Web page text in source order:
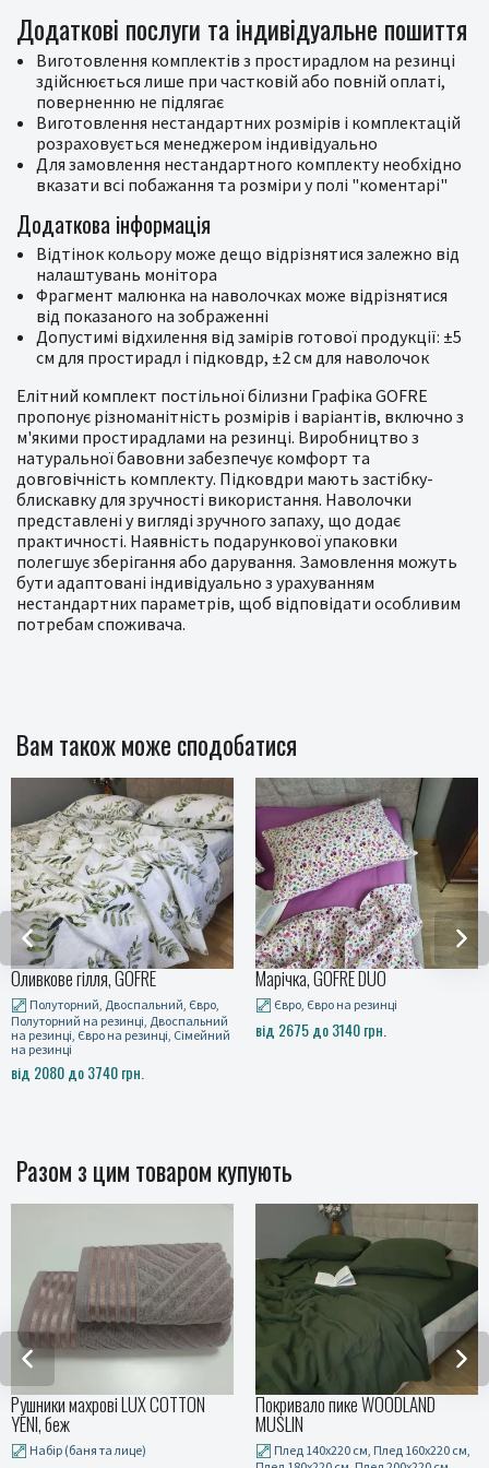
Додаткові послуги та індивідуальне пошиття
Виготовлення комплектів з простирадлом на резинці
здійснюється лише при частковій або повній оплаті,
поверненню не підлягає
Виготовлення нестандартних розмірів і комплектацій
розраховується менеджером індивідуально
Для замовлення нестандартного комплекту необхідно
вказати всі побажання та розміри у полі "коментарі"
Додаткова інформація
Відтінок кольору може дещо відрізнятися залежно від
налаштувань монітора
Фрагмент малюнка на наволочках може відрізнятися
від показаного на зображенні
Допустимі відхилення від замірів готової продукції: ±5
см для простирадл і підковдр, ±2 см для наволочок
Елітний комплект постільної білизни Графіка GOFRE
пропонує різноманітність розмірів і варіантів, включно з
м'якими простирадлами на резинці. Виробництво з
натуральної бавовни забезпечує комфорт та
довговічність комплекту. Підковдри мають застібку-
блискавку для зручності використання. Наволочки
представлені у вигляді зручного запаху, що додає
практичності. Наявність подарункової упаковки
полегшує зберігання або дарування. Замовлення можуть
бути адаптовані індивідуально з урахуванням
нестандартних параметрів, щоб відповідати особливим
потребам споживача.
Вам також може сподобатися
Оливкове гілля, GOFRE
Полуторний, Двоспальний, Євро,
Полуторний на резинці, Двоспальний
на резинці, Євро на резинці, Сімейний
на резинці
від 2080 до 3740 грн.
Марічка, GOFRE DUO
Євро, Євро на резинці
від 2675 до 3140 грн.
Разом з цим товаром купують
Рушники махрові LUX COTTON
YENI, беж
Набір (баня та лице)
Покривало пике WOODLAND
MUSLIN
Плед 140x220 см, Плед 160x220 см,